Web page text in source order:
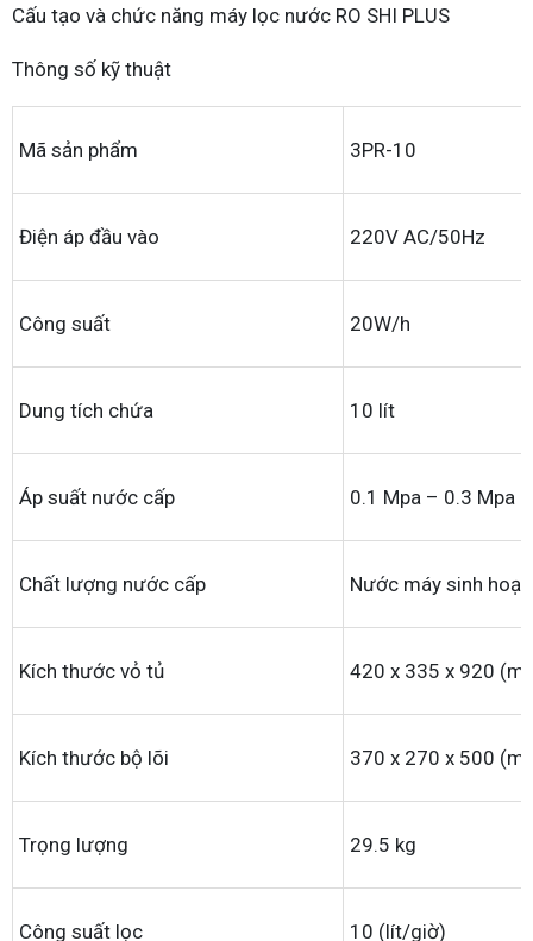
Cấu tạo và chức năng máy lọc nước RO SHI PLUS
Thông số kỹ thuật
Mã sản phẩm 3PR-10
Điện áp đầu vào 220V AC/50Hz
Công suất 20W/h
Dung tích chứa 10 lít
Áp suất nước cấp 0.1 Mpa – 0.3 Mpa
Chất lượng nước cấp Nước máy sinh hoạt
Kích thước vỏ tủ 420 x 335 x 920
Kích thước bộ lõi 370 x 270 x 500
Trọng lượng 29.5 kg
Công suất lọc 10 (lít/giờ)